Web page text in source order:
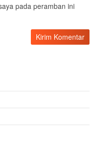
pada peramban ini